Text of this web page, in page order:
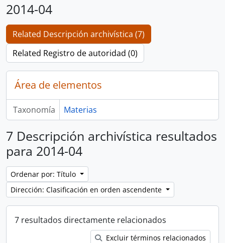
2014-04
Related Descripción archivística (7)
Related Registro de autoridad (0)
Área de elementos
Taxonomía Materias
7 Descripción archivística resultados
para 2014-04
Ordenar por: Título
Dirección: Clasificación en orden ascendente
7 resultados directamente relacionados
Excluir términos relacionados